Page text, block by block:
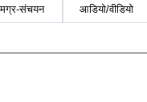
संचयन आडियो/वीडियो